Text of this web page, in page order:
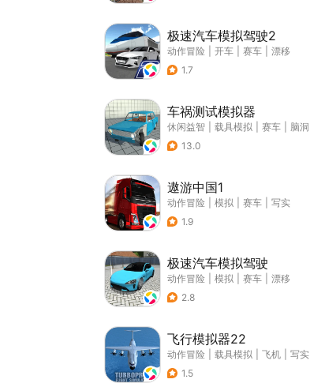
极速汽车模拟驾驶2
动作冒险 开车 赛车
漂移
1.7
车祸测试模拟器
休闲益智 载具模拟 赛车
脑洞
13.0
遨游中国1
动作冒险 模拟 赛车
写实
1.9
极速汽车模拟驾驶
动作冒险 模拟 赛车
漂移
2.8
飞行模拟器22
动作冒险 载具模拟 飞机
写实
1.5